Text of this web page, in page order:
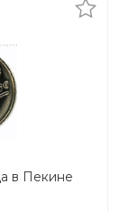
в Пекине